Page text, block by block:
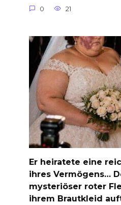
0 21
Er heiratete eine
ihres Vermögens…
mysteriöser roter
ihrem Brautkleid